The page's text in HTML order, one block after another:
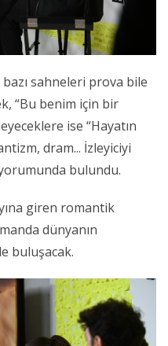
sahneleri prova bile
“Bu benim için bir
ise “Hayatın
dram... İzleyiciyi
bulundu.
giren romantik
dünyanın
buluşacak.